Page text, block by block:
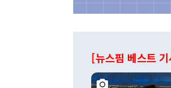
[뉴스핌 베스트